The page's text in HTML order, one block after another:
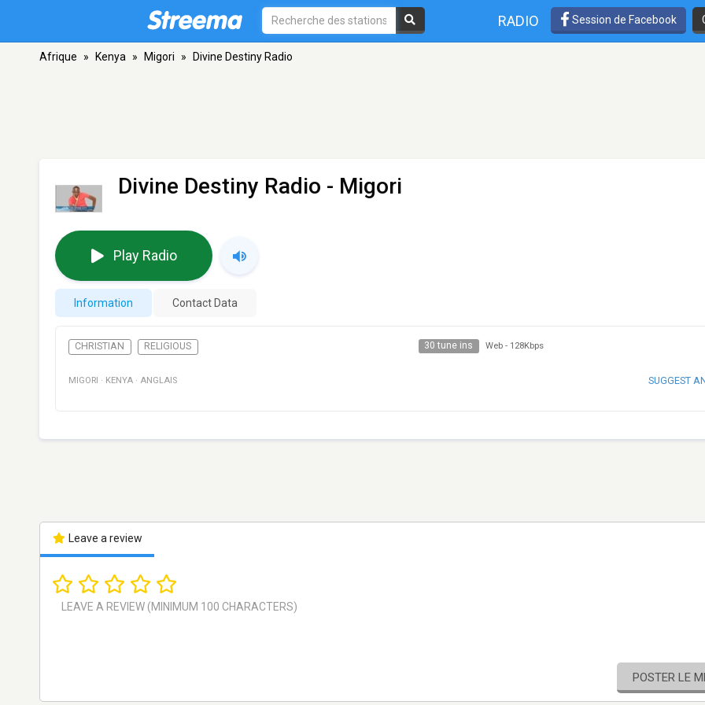
RADIO Session de Facebook
Afrique » Kenya » Migori » Divine Destiny Radio
Divine Destiny Radio - Migori
Play Radio
Information Contact Data
CHRISTIAN RELIGIOUS 30 tune ins Web - 128Kbps
MIGORI · KENYA · ANGLAIS SUGGEST
Leave a review
POSTER LE